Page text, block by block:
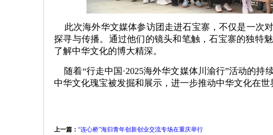
此次海外华文媒体参访团走进石宝寨，不仅是一次
探寻与传播。通过他们的镜头和笔触，石宝寨的独特
了解中华文化的博大精深。
随着“行走中国·2025海外华文媒体川渝行”活动的持
中华文化瑰宝被发掘和展示，进一步推动中华文化在世
上一篇： “连心桥”海归青年创新创业交流专场在重庆举行